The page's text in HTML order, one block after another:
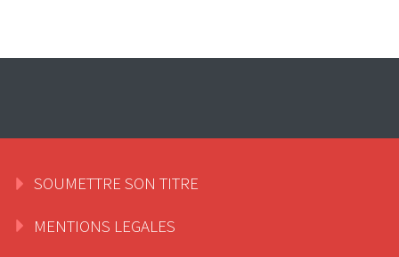
SOUMETTRE SON TITRE
MENTIONS LEGALES